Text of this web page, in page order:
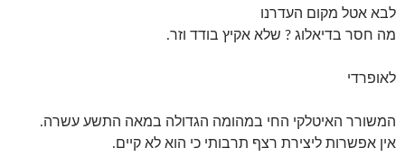
לבא אטל מקום העדרנו
מה חסר בדיאלוג ? שלא אקיץ בודד וזר.
לאופרדי
המשורר האיטלקי החי במהומה הגדולה במאה התשע עשרה.
אין אפשרות ליצירת רצף תרבותי כי הוא לא קיים.